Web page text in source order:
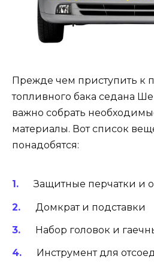
Прежде чем приступить к
топливного бака седана
важно собрать
материалы. Вот список
понадобятся:
Защитные перчатки и
Домкрат и подставки
Набор головок и
Инструмент для